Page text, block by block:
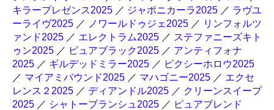
キラープレゼンス2025 ／ ジャポニカーラ2025 ／ ラヴユ
ーライヴ2025 ／ ノワールドゥジェ2025 ／ リンフォルツ
ァンド2025 ／ エレクトラム2025 ／ ステファニーズキト
ゥン2025 ／ ピュアブラック2025 ／ アンティフォナ
2025 ／ ギルデッドミラー2025 ／ ピクシーホロウ2025
／ マイアミバウンド2025 ／ マハゴニー2025 ／ エクセ
レンス２2025 ／ ディアンドル2025 ／ クリーンスイープ
2025 ／ シャトーブランシュ2025 ／ ピュアブレンド